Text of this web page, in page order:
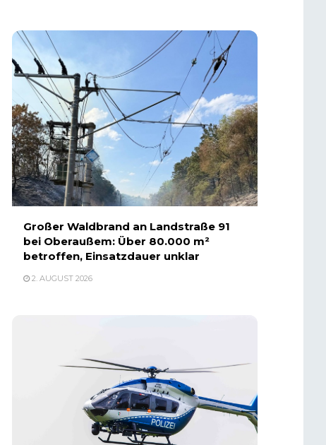
Großer Waldbrand an Landstraße 91
bei Oberaußem: Über 80.000 m²
betroffen, Einsatzdauer unklar
2. AUGUST 2026